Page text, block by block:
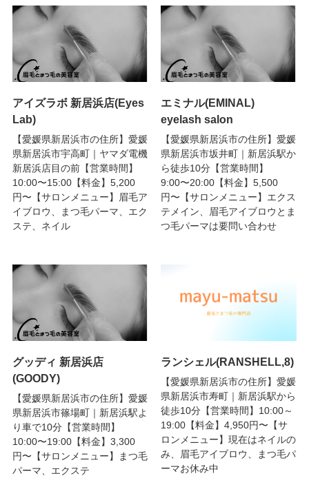
アイズラボ 新居浜店(Eyes
Lab)
【愛媛県新居浜市の住所】愛媛
県新居浜市宇高町｜ヤマダ電機
新居浜店目の前【営業時間】
10:00〜15:00【料金】5,200
円〜【サロンメニュー】眉毛ア
イブロウ、まつ毛パーマ、エク
ステ、ネイル
エミナル(EMINAL)
eyelash salon
【愛媛県新居浜市の住所】愛媛
県新居浜市坂井町｜新居浜駅か
ら徒歩10分【営業時間】
9:00〜20:00【料金】5,500
円〜【サロンメニュー】エクス
テメイン、眉毛アイブロウとま
つ毛パーマは要問い合わせ
グッディ 新居浜店
(GOODY)
【愛媛県新居浜市の住所】愛媛
県新居浜市篠場町｜新居浜駅よ
り車で10分【営業時間】
10:00〜19:00【料金】3,300
円〜【サロンメニュー】まつ毛
パーマ、エクステ
ランシェル(RANSHELL,8)
【愛媛県新居浜市の住所】愛媛
県新居浜市寿町｜新居浜駅から
徒歩10分【営業時間】10:00～
19:00【料金】4,950円〜【サ
ロンメニュー】現在はネイルの
み、眉毛アイブロウ、まつ毛パ
ーマお休み中